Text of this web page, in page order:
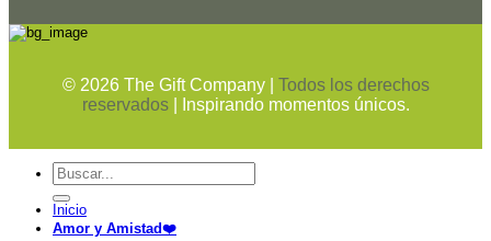
© 2026The Gift Company | Todos los derechos
reservados
| Inspirando momentos únicos.
Buscar
por:
Inicio
Amor y Amistad❤️